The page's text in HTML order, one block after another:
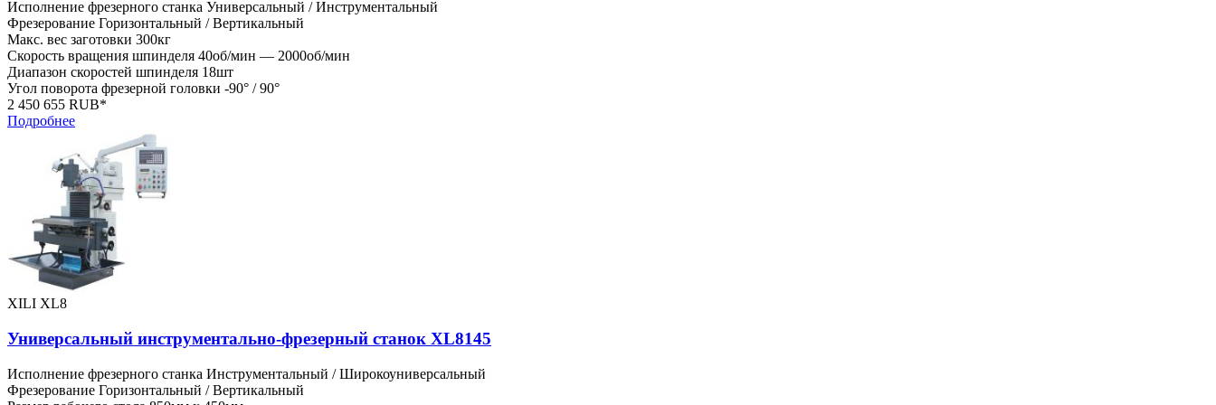
Исполнение фрезерного станка Универсальный / Инструментальный
Фрезерование Горизонтальный / Вертикальный
Макс. вес заготовки 300кг
Скорость вращения шпинделя 40об/мин — 2000об/мин
Диапазон скоростей шпинделя 18шт
Угол поворота фрезерной головки -90° / 90°
2 450 655 RUB*
Подробнее
XILI XL8
Универсальный инструментально-фрезерный станок XL8145
Исполнение фрезерного станка Инструментальный / Широкоуниверсальный
Фрезерование Горизонтальный / Вертикальный